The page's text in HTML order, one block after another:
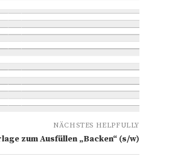
NÄCHSTES HELPFULLY
zum Ausfüllen „Backen“ (s/w)